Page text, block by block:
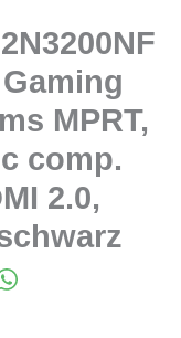
MPRT,
comp.
2.0,